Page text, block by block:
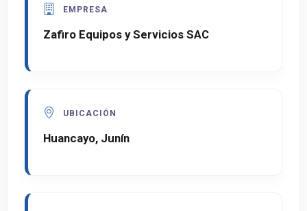
EMPRESA
Zafiro Equipos y Servicios SAC
UBICACIÓN
Huancayo, Junín